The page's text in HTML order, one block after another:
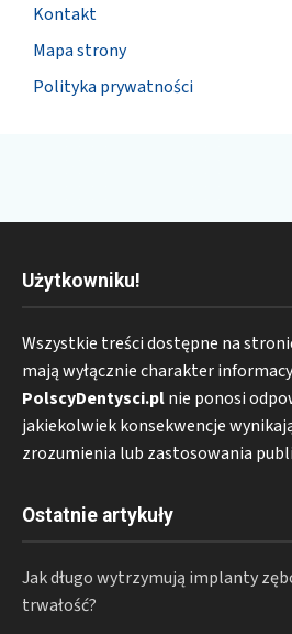
Kontakt
Mapa strony
Polityka prywatności
Użytkowniku!
Wszystkie treści dostępne na
mają wyłącznie charakter
PolscyDentysci.plnie ponosi
jakiekolwiek konsekwencje
zrozumienia lub zastosowania
Ostatnie artykuły
Jak długo wytrzymują implanty
trwałość?